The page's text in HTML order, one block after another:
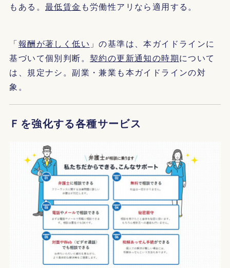
もある。 最低賃金 も労働性アリなら適用する。
「報酬が著しく低い 」の基準は、本ガイドラインに
基づいて個別判断。 契約の更新通知の時期について
は、規定ナシ。副業・兼業も本ガイドラインの対
象。
Ｆを強化する各種サービス